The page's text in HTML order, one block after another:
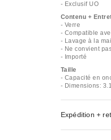
- Exclusif UO
Contenu +
- Verre
- Compatible
- Lavage à la
- Ne convient
- Importé
Taille
- Capacité en
- Dimensions:
Expédition +